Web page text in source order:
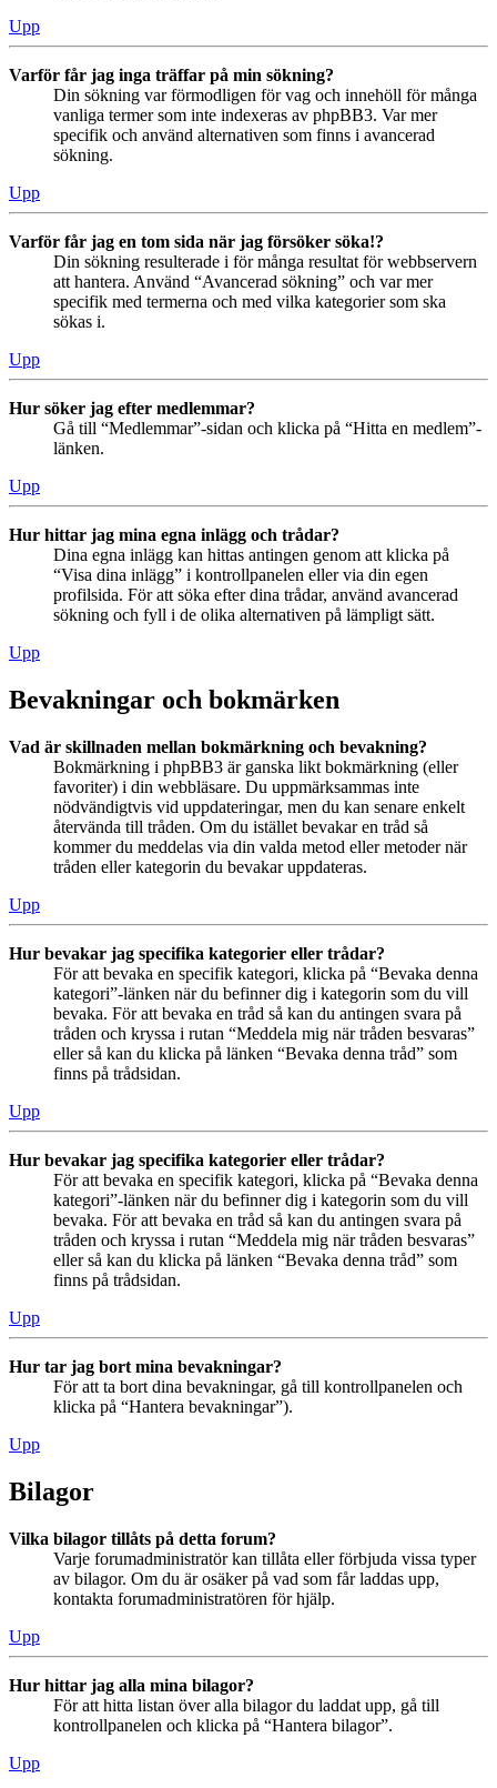
Upp
Varför får jag inga träffar på min sökning?
Din sökning var förmodligen för vag och innehöll för många
vanliga termer som inte indexeras av phpBB3. Var mer
specifik och använd alternativen som finns i avancerad
sökning.
Upp
Varför får jag en tom sida när jag försöker söka!?
Din sökning resulterade i för många resultat för webbservern
att hantera. Använd “Avancerad sökning” och var mer
specifik med termerna och med vilka kategorier som ska
sökas i.
Upp
Hur söker jag efter medlemmar?
Gå till “Medlemmar”-sidan och klicka på “Hitta en medlem”-
länken.
Upp
Hur hittar jag mina egna inlägg och trådar?
Dina egna inlägg kan hittas antingen genom att klicka på
“Visa dina inlägg” i kontrollpanelen eller via din egen
profilsida. För att söka efter dina trådar, använd avancerad
sökning och fyll i de olika alternativen på lämpligt sätt.
Upp
Bevakningar och bokmärken
Vad är skillnaden mellan bokmärkning och bevakning?
Bokmärkning i phpBB3 är ganska likt bokmärkning (eller
favoriter) i din webbläsare. Du uppmärksammas inte
nödvändigtvis vid uppdateringar, men du kan senare enkelt
återvända till tråden. Om du istället bevakar en tråd så
kommer du meddelas via din valda metod eller metoder när
tråden eller kategorin du bevakar uppdateras.
Upp
Hur bevakar jag specifika kategorier eller trådar?
För att bevaka en specifik kategori, klicka på “Bevaka denna
kategori”-länken när du befinner dig i kategorin som du vill
bevaka. För att bevaka en tråd så kan du antingen svara på
tråden och kryssa i rutan “Meddela mig när tråden besvaras”
eller så kan du klicka på länken “Bevaka denna tråd” som
finns på trådsidan.
Upp
Hur bevakar jag specifika kategorier eller trådar?
För att bevaka en specifik kategori, klicka på “Bevaka denna
kategori”-länken när du befinner dig i kategorin som du vill
bevaka. För att bevaka en tråd så kan du antingen svara på
tråden och kryssa i rutan “Meddela mig när tråden besvaras”
eller så kan du klicka på länken “Bevaka denna tråd” som
finns på trådsidan.
Upp
Hur tar jag bort mina bevakningar?
För att ta bort dina bevakningar, gå till kontrollpanelen och
klicka på “Hantera bevakningar”).
Upp
Bilagor
Vilka bilagor tillåts på detta forum?
Varje forumadministratör kan tillåta eller förbjuda vissa typer
av bilagor. Om du är osäker på vad som får laddas upp,
kontakta forumadministratören för hjälp.
Upp
Hur hittar jag alla mina bilagor?
För att hitta listan över alla bilagor du laddat upp, gå till
kontrollpanelen och klicka på “Hantera bilagor”.
Upp